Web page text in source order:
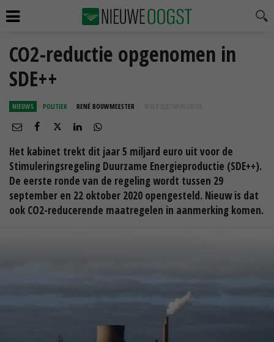
CO2-reductie opgenomen in
SDE++
NIEUWS POLITIEK RENÉ BOUWMEESTER 18 FEB 2020 OM 09:24
Het kabinet trekt dit jaar 5 miljard euro uit voor de
Stimuleringsregeling Duurzame Energieproductie (SDE++).
De eerste ronde van de regeling wordt tussen 29
september en 22 oktober 2020 opengesteld. Nieuw is dat
ook CO2-reducerende maatregelen in aanmerking komen.